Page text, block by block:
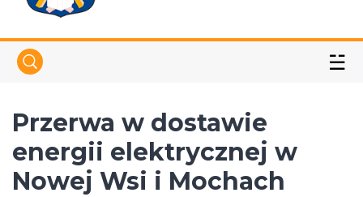
☱
Przerwa w dostawie
energii elektrycznej w
Nowej Wsi i Mochach